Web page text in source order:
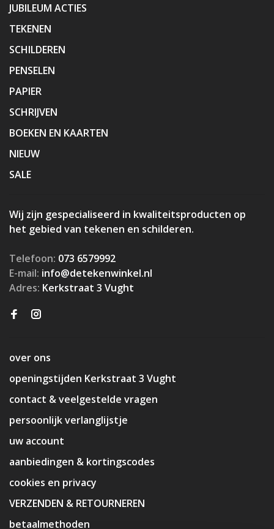
JUBILEUM ACTIES
TEKENEN
SCHILDEREN
PENSELEN
PAPIER
SCHRIJVEN
BOEKEN EN KAARTEN
NIEUW
SALE
Wij zijn gespecialiseerd in kwaliteitsproducten op
het gebied van tekenen en schilderen.
Telefoon: 073 6579992
E-mail: info@detekenwinkel.nl
Adres: Kerkstraat 3 Vught
over ons
openingstijden Kerkstraat 3 Vught
contact & veelgestelde vragen
persoonlijk verlanglijstje
uw account
aanbiedingen & kortingscodes
cookies en privacy
VERZENDEN & RETOURNEREN
betaalmethoden